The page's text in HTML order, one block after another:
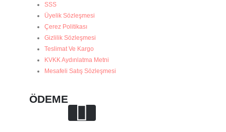
SSS
Üyelik Sözleşmesi
Çerez Politikası
Gizlilik Sözleşmesi
Teslimat Ve Kargo
KVKK Aydınlatma Metni
Mesafeli Satış Sözleşmesi
ÖDEME